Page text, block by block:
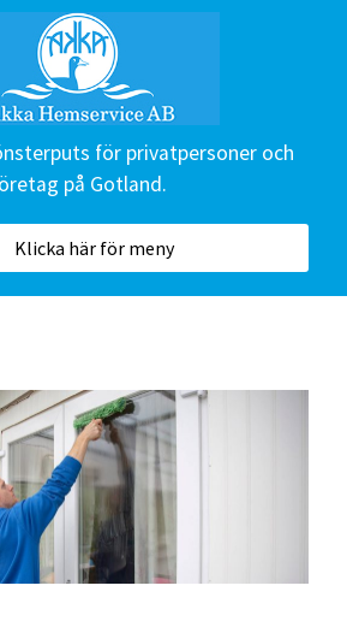
för privatpersoner och
på Gotland.
Klicka här för meny